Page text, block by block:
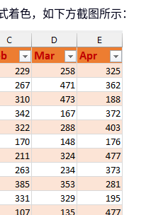
色，如下方截图所示：